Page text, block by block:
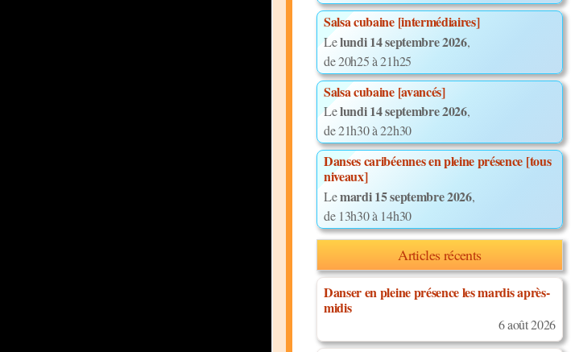
Salsa cubaine [intermédiaires]
Lelundi 14 septembre 2026,
de 20h25 à 21h25
Salsa cubaine [avancés]
Lelundi 14 septembre 2026,
de 21h30 à 22h30
Danses caribéennes en pleine présence [tous
niveaux]
Lemardi 15 septembre 2026,
de 13h30 à 14h30
Articles récents
Danser en pleine présence les mardis après-
midis
6 août 2026